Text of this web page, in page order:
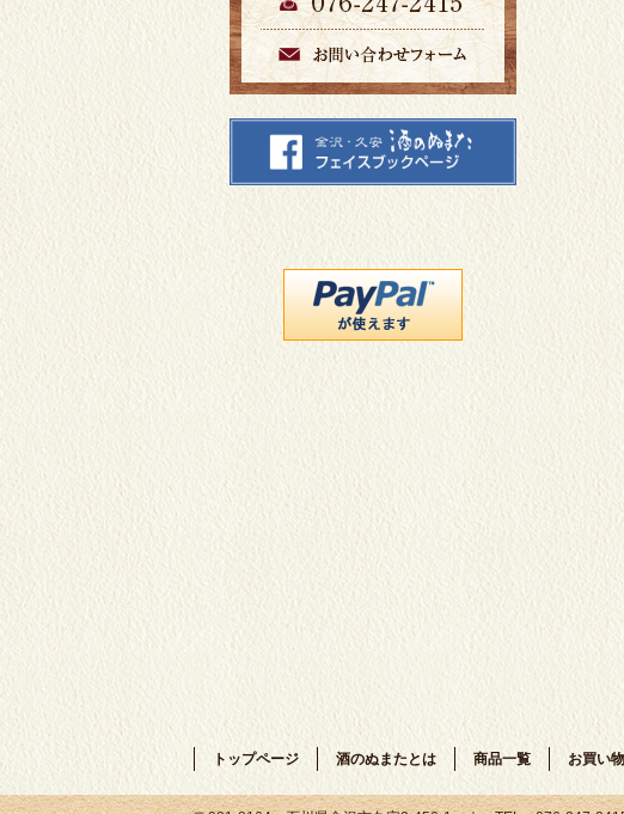
トップページ 酒のぬまたとは 商品一覧 お買い